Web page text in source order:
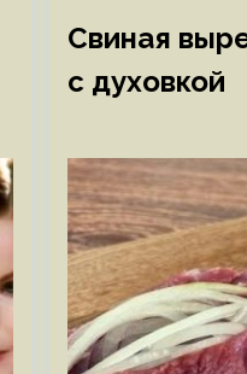
Свиная
с духовкой